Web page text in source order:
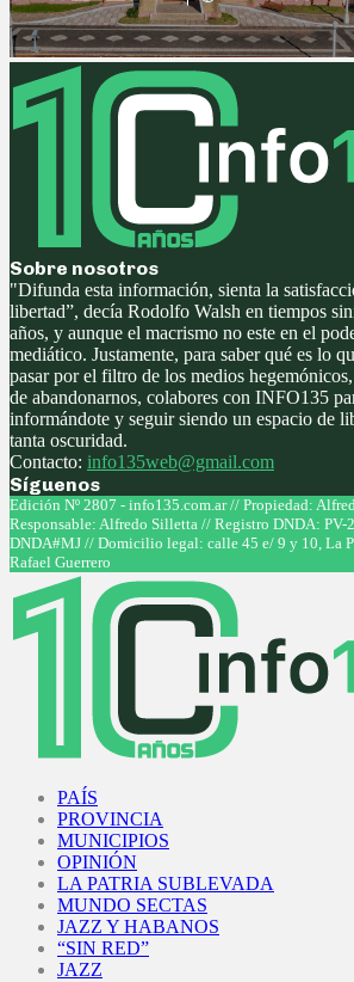
Sobre nosotros
"Difunda esta información, sienta la
libertad”, decía Rodolfo Walsh en tiempos
años, y aunque el macrismo no este en el
mediático. Justamente, para saber qué es lo
pasar por el filtro de los medios
de abandonarnos, colabores con INFO135
informándote y seguir siendo un espacio de
tanta oscuridad.
Contacto: info135web@gmail.com
Síguenos
Facebook
Twitter
Instagram
Youtube
Edición Nº 2807 - info135.com.ar // Propiedad:
Responsable: Alfredo Silletta // Registro DNDA: PV-
DNDA#MJ // Domicilio legal: calle 45 e/ 9 y 10, La
Rafael Guerrero
PAÍS
PROVINCIA
MUNICIPIOS
OPINIÓN
LA PATRIA SUBLEVADA
MUNDO SECTAS
JAZZ Y HABANOS
“SIN RED”
JAZZ